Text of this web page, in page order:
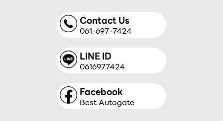
Contact Us
061-697-7424
LINE ID
0616977424
Facebook
Best Autogate